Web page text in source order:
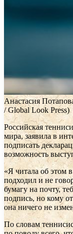
Анастасия
/ Global Look Press)
Российская
мира, заявила в
подписать
возможность
«Я читала об этом
подходил и не
бумагу на почту,
подпись, но кому
она ничего не
По словам